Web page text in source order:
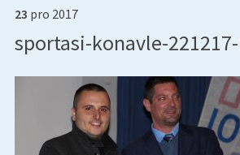
23 pro 2017
sportasi-konavle-